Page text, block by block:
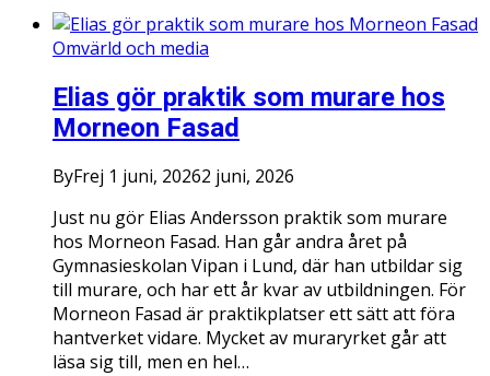
Omvärld och media
Elias gör praktik som murare hos
Morneon Fasad
ByFrej 1 juni, 20262 juni, 2026
Just nu gör Elias Andersson praktik som murare
hos Morneon Fasad. Han går andra året på
Gymnasieskolan Vipan i Lund, där han utbildar sig
till murare, och har ett år kvar av utbildningen. För
Morneon Fasad är praktikplatser ett sätt att föra
hantverket vidare. Mycket av muraryrket går att
läsa sig till, men en hel…